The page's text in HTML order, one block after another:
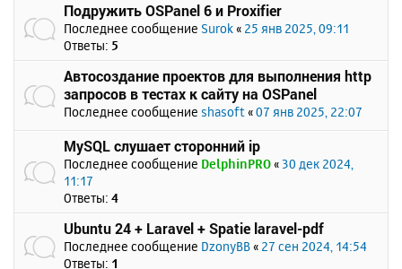
Подружить OSPanel 6 и Proxifier
Последнее сообщение Surok « 25 янв 2025, 09:11
Ответы: 5
Автосоздание проектов для выполнения http
запросов в тестах к сайту на OSPanel
Последнее сообщение shasoft «07 янв 2025, 22:07
MySQL слушает сторонний ip
Последнее сообщение DelphinPRO « 30 дек 2024,
11:17
Ответы: 4
Ubuntu 24 + Laravel + Spatie laravel-pdf
Последнее сообщение DzonyBB « 27 сен 2024, 14:54
Ответы: 1